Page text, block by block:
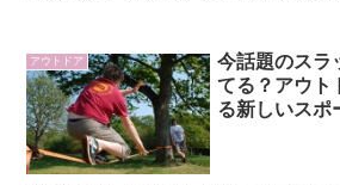
アウトドア
今話題のスラ
てる？アウト
る新しいスポ